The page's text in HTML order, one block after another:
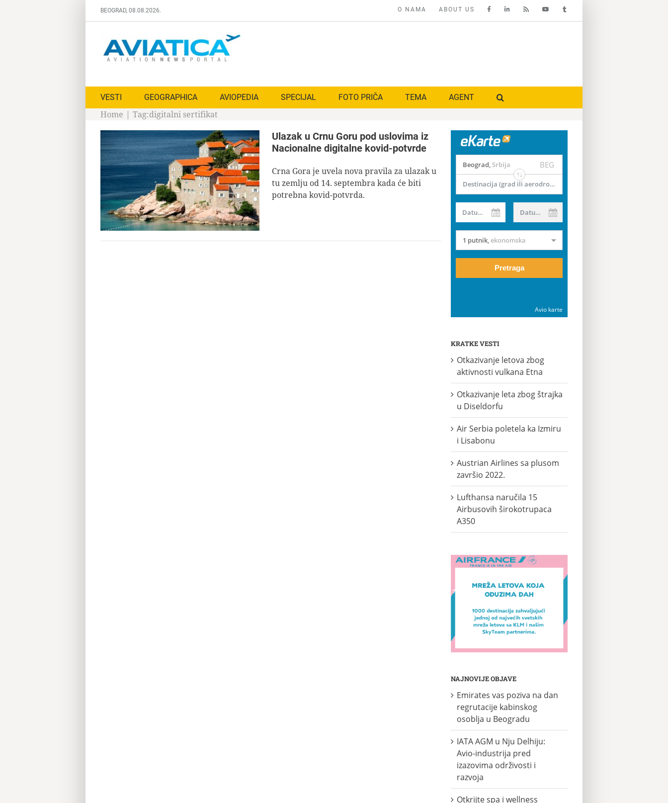
BEOGRAD, 08.08.2026. O NAMA ABOUT US
VESTI GEOGRAPHICA AVIOPEDIA SPECIJAL FOTO PRIČA TEMA AGENT
Home | Tag:digitalni sertifikat
Ulazak u Crnu Goru pod uslovima iz
Nacionalne digitalne kovid-potvrde
Crna Gora je uvela nova pravila za ulazak u
tu zemlju od 14. septembra kada će biti
potrebna kovid-potvrda.
Beograd, Srbija BEG
Destinacija (grad ili aerodrom)
Datum od Datum do
1 putnik,ekonomska
Pretraga
Avio karte
KRATKE VESTI
Otkazivanje letova zbog
aktivnosti vulkana Etna
Otkazivanje leta zbog štrajka
u Diseldorfu
Air Serbia poletela ka Izmiru
i Lisabonu
Austrian Airlines sa plusom
završio 2022.
Lufthansa naručila 15
Airbusovih širokotrupaca
A350
NAJNOVIJE OBJAVE
Emirates vas poziva na dan
regrutacije kabinskog
osoblja u Beogradu
IATA AGM u Nju Delhiju:
Avio-industrija pred
izazovima održivosti i
razvoja
Otkrijte spa i wellness